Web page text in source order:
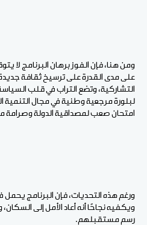
ومن هنا، فإن الفوز برهان البرنامج لا
على مدى القدرة على ترسيخ ثقافة
التشاركية، وتضع التراب في قلب
لبلورة مرجعية وطنية في مجال التنمية
امتحان صعب لمصداقية الدولة وصرامة
ورغم هذه التحديات، فإن البرنامج
ويكفيه نجاحًا أنه أعاد الأمل إلى
رسم مستقبلهم.